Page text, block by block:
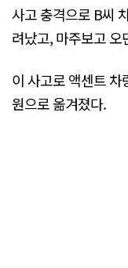
사고 충격으로 B씨
려났고, 마주보고
이 사고로 액센트
원으로 옮겨졌다.